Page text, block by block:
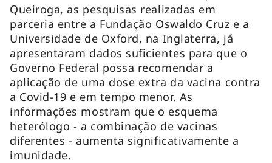
Queiroga, as pesquisas realizadas em
parceria entre a Fundação Oswaldo Cruz e a
Universidade de Oxford, na Inglaterra, já
apresentaram dados suficientes para que o
Governo Federal possa recomendar a
aplicação de uma dose extra da vacina contra
a Covid-19 e em tempo menor. As
informações mostram que o esquema
heterólogo - a combinação de vacinas
diferentes - aumenta significativamente a
imunidade.